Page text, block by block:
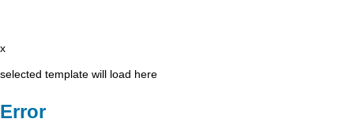
x
selected template will load here
Error